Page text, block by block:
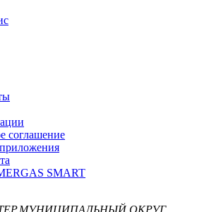
соглашение
SMART
ОКРУГ